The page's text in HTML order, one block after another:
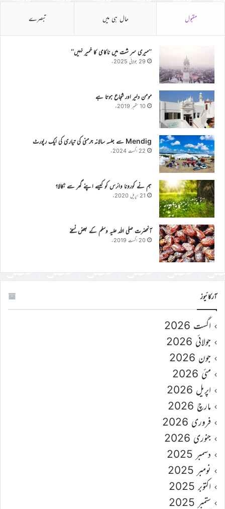
مقبول حال ہی میں تبصرے
’’میری سر شت میں ناکامی کا خمیر نہیں‘‘
29 جولائی 2025ء
مومن دلیر اور شجاع ہوتا ہے
10 ستمبر 2019ء
Mendig سے جلسہ سالانہ جرمنی کی تیاری کی ایک رپورٹ
22 اگست 2024ء
ہم نے کورونا وائرس کو کیسے اپنے گھر سے نکالا؟
21 اپریل 2020ء
آنحضرت صلی اللہ علیہ وسلم کے بعض نسخے
20 اگست 2019ء
آرکائیوز
اگست 2026
جولائی 2026
جون 2026
مئی 2026
اپریل 2026
مارچ 2026
فروری 2026
جنوری 2026
دسمبر 2025
نومبر 2025
اکتوبر 2025
ستمبر 2025